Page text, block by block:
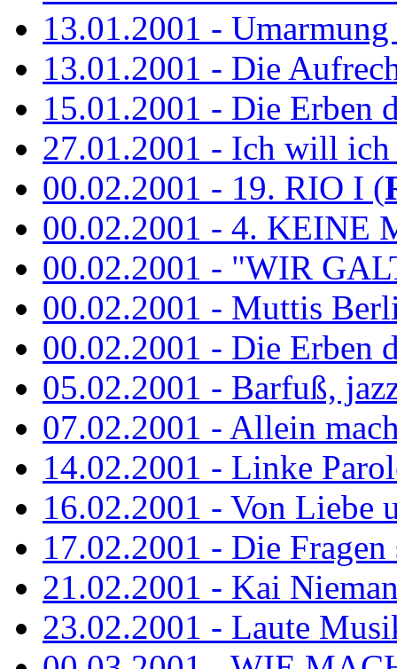
13.01.2001 -
13.01.2001 - Die
15.01.2001 - Die Erben
27.01.2001 - Ich will ich
00.02.2001 - 19. RIO I (
00.02.2001 - 4. KEINE
00.02.2001 - "WIR
00.02.2001 - Muttis
00.02.2001 - Die Erben
05.02.2001 - Barfuß,
07.02.2001 - Allein
14.02.2001 - Linke
16.02.2001 - Von Liebe
17.02.2001 - Die
21.02.2001 - Kai
23.02.2001 - Laute